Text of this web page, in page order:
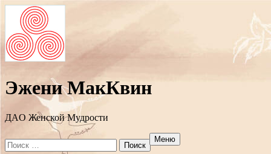
Эжени МакКвин
ДAO Женской Мудрости
Search
Меню